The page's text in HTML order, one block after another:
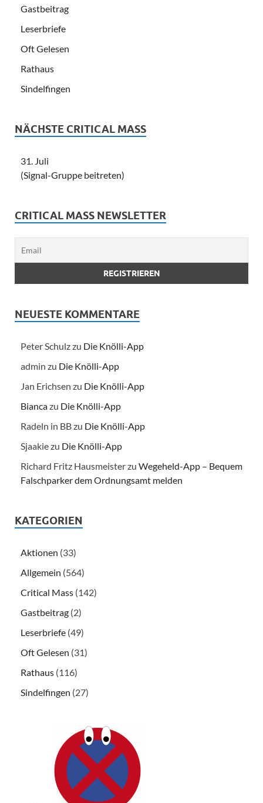
Gastbeitrag
Leserbriefe
Oft Gelesen
Rathaus
Sindelfingen
NÄCHSTE CRITICAL MASS
31. Juli
(Signal-Gruppe beitreten)
CRITICAL MASS NEWSLETTER
NEUESTE KOMMENTARE
Peter Schulzzu Die Knölli-App
admin zu Die Knölli-App
Jan Erichsen zu Die Knölli-App
Biancazu Die Knölli-App
Radeln in BBzu Die Knölli-App
Sjaakiezu Die Knölli-App
Richard Fritz Hausmeisterzu Wegeheld-App – Bequem
Falschparker dem Ordnungsamt melden
KATEGORIEN
Aktionen (33)
Allgemein (564)
Critical Mass (142)
Gastbeitrag (2)
Leserbriefe (49)
Oft Gelesen (31)
Rathaus (116)
Sindelfingen (27)